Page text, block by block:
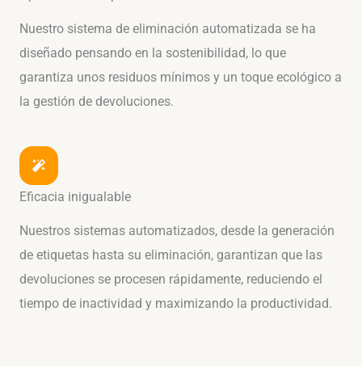
Nuestro sistema de eliminación automatizada se ha
diseñado pensando en la sostenibilidad, lo que
garantiza unos residuos mínimos y un toque ecológico a
la gestión de devoluciones.
Eficacia inigualable
Nuestros sistemas automatizados, desde la generación
de etiquetas hasta su eliminación, garantizan que las
devoluciones se procesen rápidamente, reduciendo el
tiempo de inactividad y maximizando la productividad.